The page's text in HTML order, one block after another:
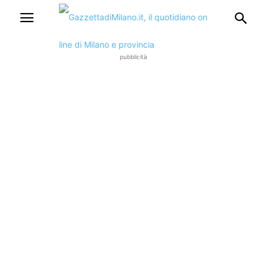
pubblicità